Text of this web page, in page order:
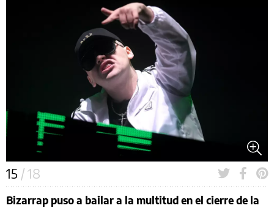
15 / 18
Bizarrap puso a bailar a la multitud en el cierre de la